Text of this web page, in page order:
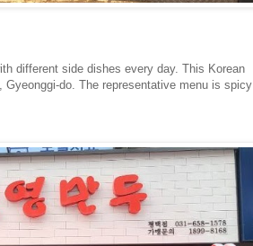
different side dishes every day. This Korean
do. The representative menu is spicy